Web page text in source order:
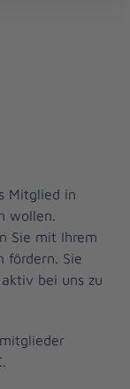
Mitglied in
wollen.
Sie mit Ihrem
fördern. Sie
bei uns zu